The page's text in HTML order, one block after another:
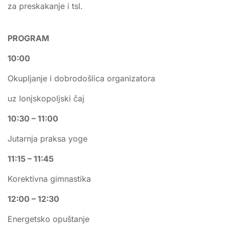
za preskakanje i tsl.
PROGRAM
10:00
Okupljanje i dobrodošlica organizatora
uz lonjskopoljski čaj
10:30 – 11:00
Jutarnja praksa yoge
11:15 – 11:45
Korektivna gimnastika
12:00 – 12:30
Energetsko opuštanje